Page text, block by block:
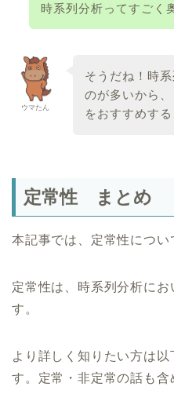
時系列分析ってすごく
ウマたん
そうだね！時
のが多いから
をおすすめする
定常性 まとめ
本記事では、定常性につい
定常性は、時系列分析に
す。
より詳しく知りたい方は
す。定常・非定常の話も含